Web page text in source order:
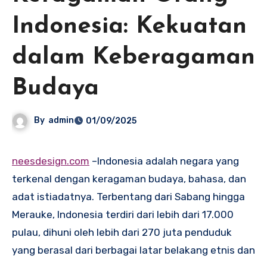
Indonesia: Kekuatan
dalam Keberagaman
Budaya
By admin 01/09/2025
neesdesign.com –Indonesia adalah negara yang
terkenal dengan keragaman budaya, bahasa, dan
adat istiadatnya. Terbentang dari Sabang hingga
Merauke, Indonesia terdiri dari lebih dari 17.000
pulau, dihuni oleh lebih dari 270 juta penduduk
yang berasal dari berbagai latar belakang etnis dan